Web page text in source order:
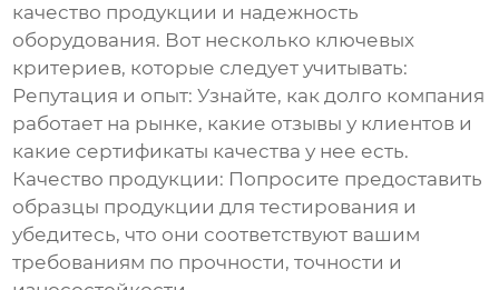
качество продукции и надежность
оборудования. Вот несколько ключевых
критериев, которые следует учитывать:
Репутация и опыт: Узнайте, как долго компания
работает на рынке, какие отзывы у клиентов и
какие сертификаты качества у нее есть.
Качество продукции: Попросите предоставить
образцы продукции для тестирования и
убедитесь, что они соответствуют вашим
требованиям по прочности, точности и